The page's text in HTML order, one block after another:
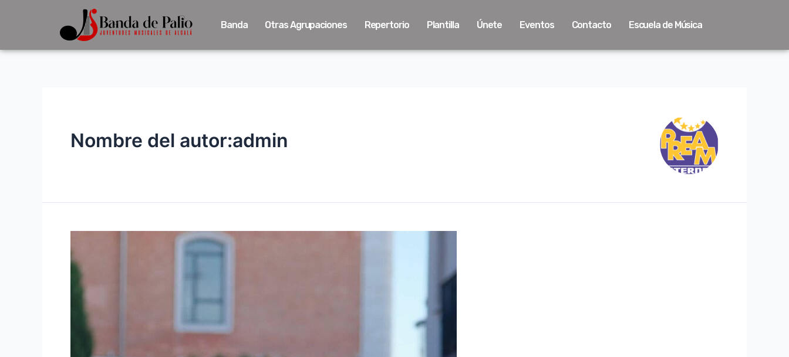
Banda Otras Agrupaciones Repertorio Plantilla Únete Eventos Contacto Escuela de Música
Nombre del autor:admin